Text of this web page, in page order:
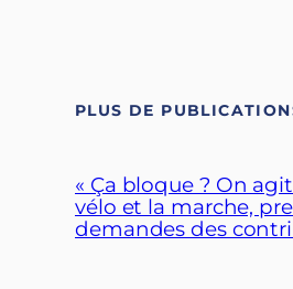
PLUS DE
« Ça bloque ? On agit
vélo et la marche,
demandes des